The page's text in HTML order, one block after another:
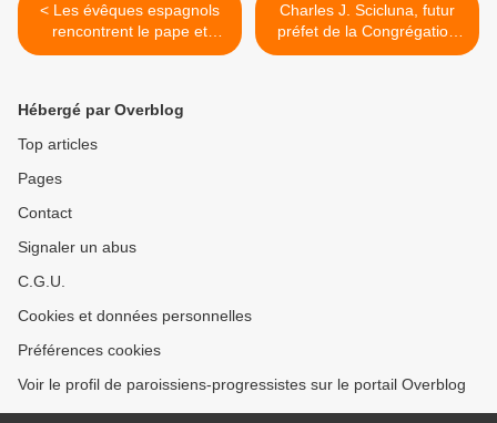
< Les évêques espagnols
rencontrent le pape et
s'engagent à enquêter sur
Charles J. Scicluna, futur
préfet de la Congrégation
pour la Doctrine de la Foi ?
Hébergé par Overblog
Top articles
Pages
Contact
Signaler un abus
C.G.U.
Cookies et données personnelles
Préférences cookies
Voir le profil de paroissiens-progressistes sur le portail Overblog